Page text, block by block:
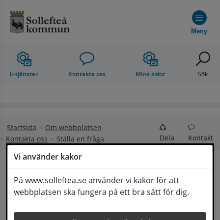
Vi använder kakor
På www.solleftea.se använder vi kakor för att
webbplatsen ska fungera på ett bra sätt för dig.
Meny
E-tjänster Kontakta oss Mina sidor Sök
Startsida
Om webbplatsen
Kontakta oss
Ställa en fråga Dela Kontakt
Ställa en fråga
Om din fråga är omfattande kan det bli aktuellt